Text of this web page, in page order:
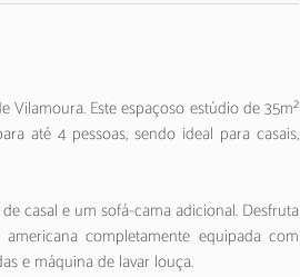
Este espaçoso estúdio de 35m²
até 4 pessoas, sendo ideal para casais,
casal e um sofá-cama adicional. Desfruta
completamente equipada com
e máquina de lavar louça.